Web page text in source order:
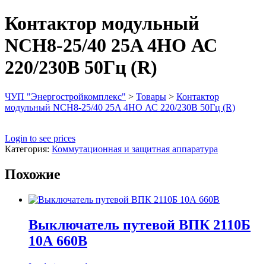
Контактор модульный
NCH8-25/40 25A 4HO АС
220/230В 50Гц (R)
ЧУП "Энергостройкомплекс" > Товары > Контактор
модульный NCH8-25/40 25A 4HO АС 220/230В 50Гц (R)
Login to see prices
Категория: Коммутационная и защитная аппаратура
Похожие
Выключатель путевой ВПК 2110Б
10А 660В